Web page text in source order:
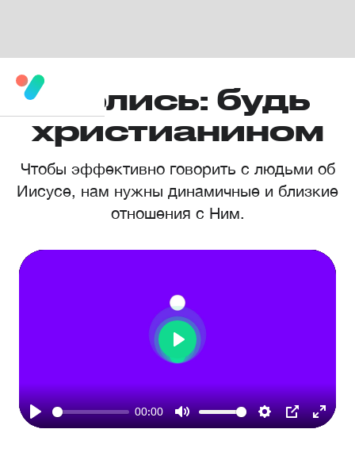
Молись: будь
христианином
Чтобы эффективно говорить с людьми об
Иисусе, нам нужны динамичные и близкие
отношения с Ним.
Play
00:00
Mute Settings
PIP Enter
Play